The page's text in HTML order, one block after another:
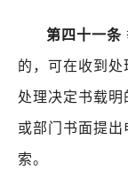
第四十一条
的，可在收到
处理决定书载
或部门书面提
索。